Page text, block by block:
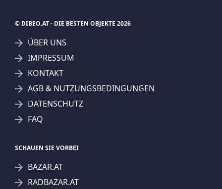
© DIBEO.AT - DIE BESTEN OBJEKTE 2026
ÜBER UNS
IMPRESSUM
KONTAKT
AGB & NUTZUNGSBEDINGUNGEN
DATENSCHUTZ
FAQ
SCHAUEN SIE VORBEI
BAZAR.AT
RADBAZAR.AT